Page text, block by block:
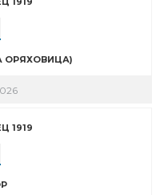
ОРЯХОВИЦА)
1919